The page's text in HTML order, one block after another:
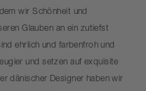
wir Schönheit und
Glauben an ein zutiefst
ehrlich und farbenfroh und
und setzen auf exquisite
dänischer Designer haben wir